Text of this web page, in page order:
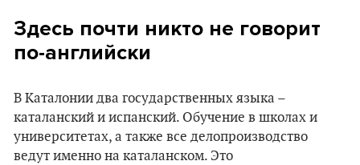
Здесь почти никто не говорит
по-английски
В Каталонии два государственных языка –
каталанский и испанский. Обучение в школах и
университетах, а также все делопроизводство
ведут именно на каталанском. Это